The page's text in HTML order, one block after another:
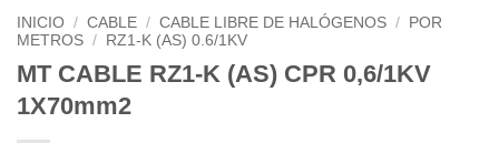
INICIO / CABLE / CABLE LIBRE DE HALÓGENOS /
POR
METROS / RZ1-K (AS) 0.6/1KV
MT CABLE RZ1-K (AS) CPR 0,6/1KV
1X70mm2